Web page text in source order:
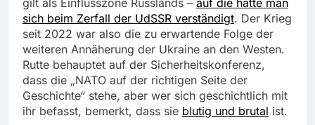
sich beim Zerfall der UdSSR verständigt. Der Krieg
seit 2022 war also die zu erwartende Folge der
weiteren Annäherung der Ukraine an den Westen.
Rutte behauptet auf der Sicherheitskonferenz,
dass die „NATO auf der richtigen Seite der
Geschichte“ stehe, aber wer sich geschichtlich mit
ihr befasst, bemerkt, dass sie blutig und brutal ist.